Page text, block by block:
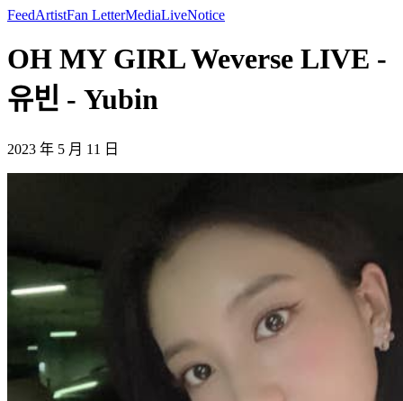
FeedArtistFan LetterMediaLiveNotice
OH MY GIRL Weverse LIVE -
유빈 - Yubin
2023 年 5 月 11 日